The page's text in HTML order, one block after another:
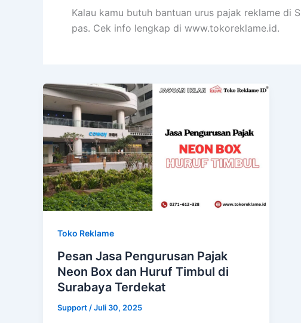
Kalau kamu butuh bantuan urus pajak reklame di
pas. Cek info lengkap di www.tokoreklame.id.
Toko Reklame
Pesan Jasa Pengurusan Pajak
Neon Box dan Huruf Timbul di
Surabaya Terdekat
Support /Juli 30, 2025